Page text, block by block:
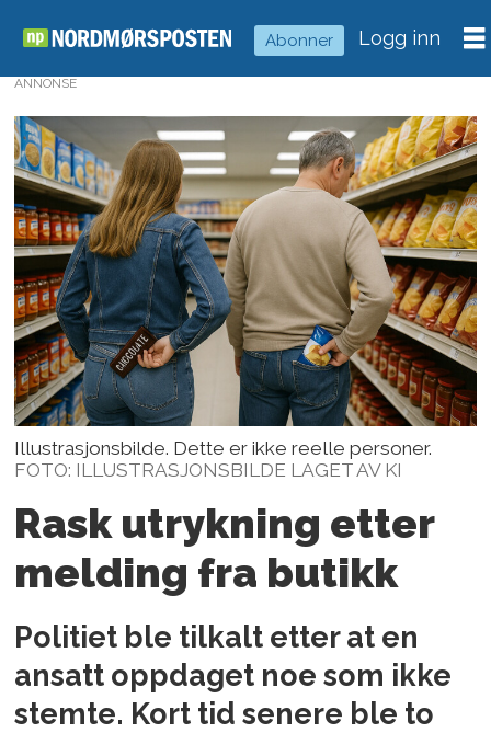
Abonner Logg inn
ANNONSE
Illustrasjonsbilde. Dette er ikke reelle personer.
FOTO: ILLUSTRASJONSBILDE LAGET AV KI
Rask utrykning etter
melding fra butikk
Politiet ble tilkalt etter at en
ansatt oppdaget noe som ikke
stemte. Kort tid senere ble to